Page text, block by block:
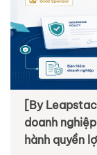
[By
doanh
hành quyền